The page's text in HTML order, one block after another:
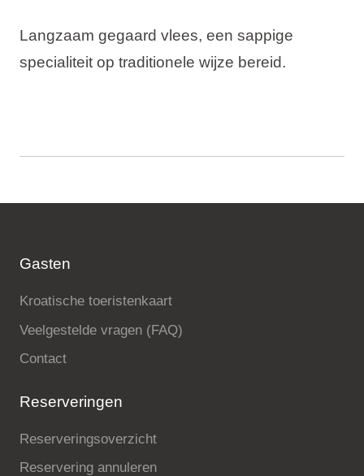
Langzaam gegaard vlees, een sappige
specialiteit op traditionele wijze bereid.
Gasten
Kroatische toeristenkaart
Veelgestelde vragen (FAQ)
Contact
Reserveringen
Reserveringsoverzicht
Reservering annuleren